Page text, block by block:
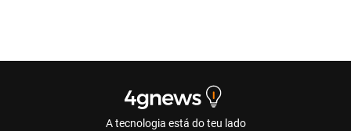
A tecnologia está do teu lado